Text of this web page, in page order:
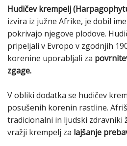
Hudičev krempelj
izvira iz južne Afrike, je dobil
pokrivajo njegove plodove.
pripeljali v Evropo v zgodnjih
korenine uporabljali za
zgage.
V obliki dodatka se hudičev
posušenih korenin rastline.
tradicionalni in ljudski zdravniki
vražji krempelj za lajšanje